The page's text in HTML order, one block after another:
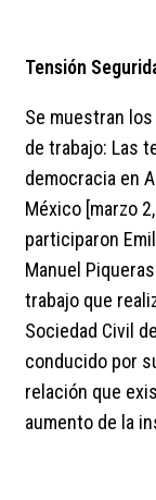
Tensión
Se muestran
de trabajo: Las
democracia en
México [marzo
participaron
Manuel
trabajo que
Sociedad Civil
conducido por
relación que
aumento de la